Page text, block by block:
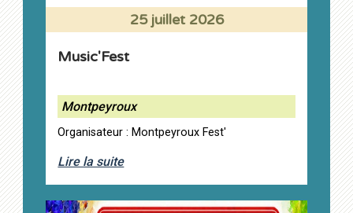
25 juillet 2026
Music'Fest
Montpeyroux
Organisateur : Montpeyroux Fest'
Lire la suite